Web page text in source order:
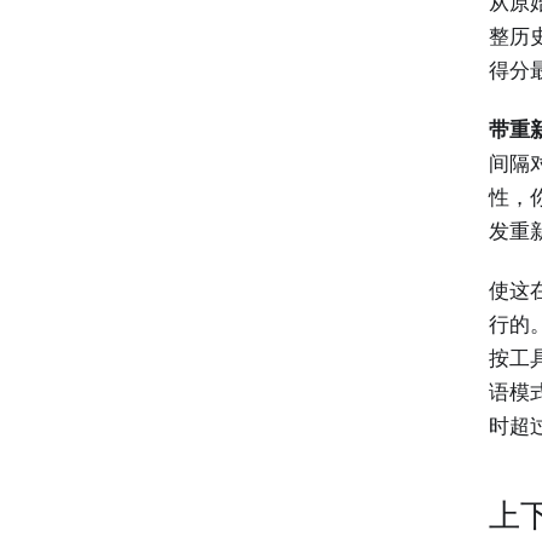
整历
得分
带重
间隔
性，
发重
使这
行的
按工
语模
时超
上